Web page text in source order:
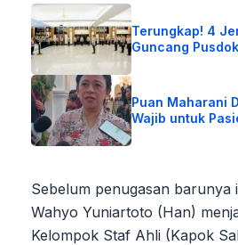
Terungkap! 4
Guncang
Puan Maharani
Wajib untuk
Sebelum penugasan barunya
Wahyo Yuniartoto (Han)
Kelompok Staf Ahli (Kapok